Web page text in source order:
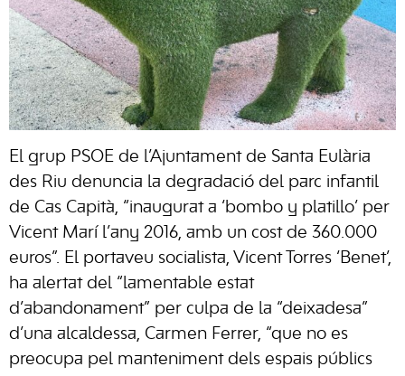
El grup PSOE de l’Ajuntament de Santa Eulària
des Riu denuncia la degradació del parc infantil
de Cas Capità, “inaugurat a ‘bombo y platillo’ per
Vicent Marí l’any 2016, amb un cost de 360.000
euros”. El portaveu socialista, Vicent Torres ‘Benet’,
ha alertat del “lamentable estat
d’abandonament” per culpa de la “deixadesa”
d’una alcaldessa, Carmen Ferrer, “que no es
preocupa pel manteniment dels espais públics